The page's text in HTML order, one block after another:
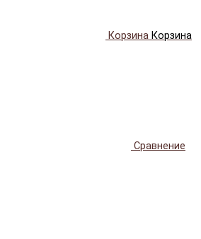
Корзина Корзина
Сравнение